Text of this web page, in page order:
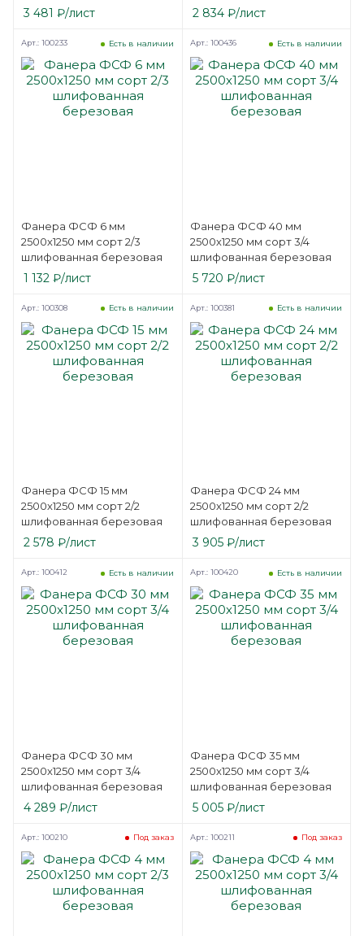
3 481 ₽/лист 2 834₽/лист
Фанера ФСФ 6 мм
2500х1250 мм сорт 2/3
шлифованная березовая
Есть в наличии
Арт.: 100233
1 132 ₽/лист
Фанера ФСФ 40 мм
2500х1250 мм сорт 3/4
шлифованная березовая
Есть в наличии
Арт.: 100436
5 720 ₽/лист
Фанера ФСФ 15 мм
2500х1250 мм сорт 2/2
шлифованная березовая
Есть в наличии
Арт.: 100308
2 578 ₽/лист
Фанера ФСФ 24 мм
2500х1250 мм сорт 2/2
шлифованная березовая
Есть в наличии
Арт.: 100381
3 905₽/лист
Фанера ФСФ 30 мм
2500х1250 мм сорт 3/4
шлифованная березовая
Есть в наличии
Арт.: 100412
4 289 ₽/лист
Фанера ФСФ 35 мм
2500х1250 мм сорт 3/4
шлифованная березовая
Есть в наличии
Арт.: 100420
5 005₽/лист
Под заказ
Арт.: 100210 Под заказ
Арт.: 100211